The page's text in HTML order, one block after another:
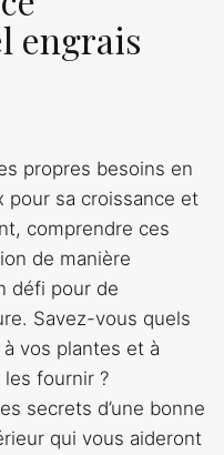
engrais
propres besoins en
sa croissance et
comprendre ces
de manière
défi pour de
Savez-vous quels
vos plantes et à
fournir ?
secrets d’une bonne
qui vous aideront